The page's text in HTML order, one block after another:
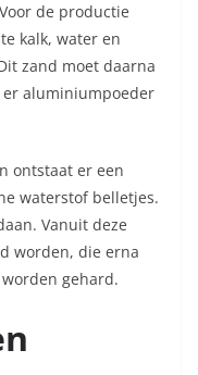
de productie
kalk, water en
zand moet daarna
aluminiumpoeder
ontstaat er een
waterstof belletjes.
Vanuit deze
worden, die erna
gehard.